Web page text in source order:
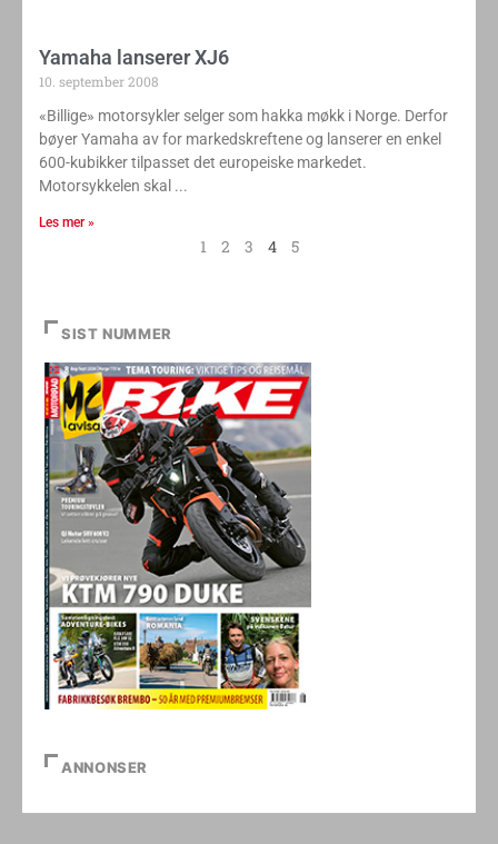
Yamaha lanserer XJ6
10. september 2008
«Billige» motorsykler selger som hakka møkk i Norge. Derfor
bøyer Yamaha av for markedskreftene og lanserer en enkel
600-kubikker tilpasset det europeiske markedet.
Motorsykkelen skal
Les mer »
1 2 3 4 5
SIST NUMMER
ANNONSER